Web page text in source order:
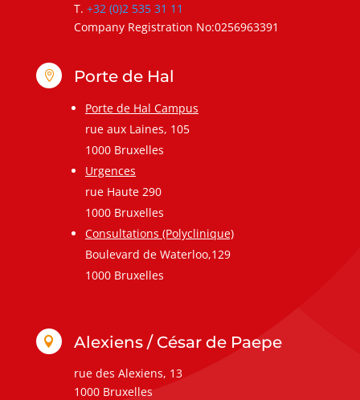
T. +32 (0)2 535 31 11
Company Registration No:0256963391
 Porte de Hal
Porte de Hal Campus
rue aux Laines, 105
1000 Bruxelles
Urgences
rue Haute 290
1000 Bruxelles
Consultations (Polyclinique)
Boulevard de Waterloo,129
1000 Bruxelles
 Alexiens / César de Paepe
rue des Alexiens, 13
1000 Bruxelles